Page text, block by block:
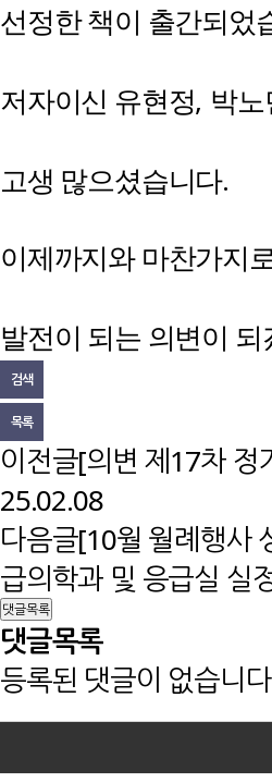
선정한 책이 출간되었
저자이신 유현정, 박노
고생 많으셨습니다.
이제까지와 마찬가지
발전이 되는 의변이 되
검색
목록
이전글[의변 제17차 정
25.02.08
다음글[10월 월례행사
급의학과 및 응급실 실
댓글목록
댓글목록
등록된 댓글이 없습니